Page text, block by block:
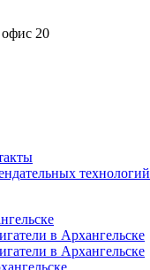
офис 20
технологий
в Архангельске
в Архангельске